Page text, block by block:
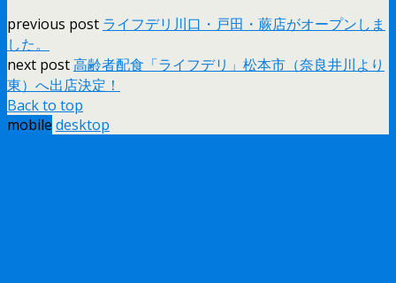
previous post ライフデリ川口・戸田・蕨店がオープンしま
した。
next post高齢者配食「ライフデリ」松本市（奈良井川より
東）へ出店決定！
Back to top
mobile desktop